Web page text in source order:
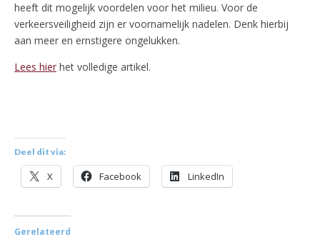
heeft dit mogelijk voordelen voor het milieu. Voor de
verkeersveiligheid zijn er voornamelijk nadelen. Denk hierbij
aan meer en ernstigere ongelukken.
Lees hier het volledige artikel.
Deel dit via:
X Facebook LinkedIn
Gerelateerd